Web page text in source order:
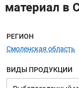
материал в
Меню
РЕГИОН
Смоленская область
ВИДЫ ПРОДУКЦИИ